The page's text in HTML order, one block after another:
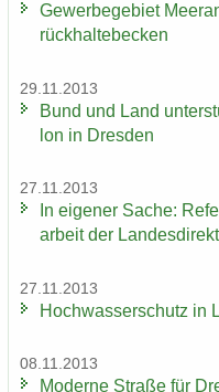
Ge­wer­be­ge­biet
rück­hal­te­be­cken
29.11.2013
Bund und Land
lon in Dres­den
27.11.2013
In ei­ge­ner Sache:
ar­beit der
27.11.2013
Hoch­was­ser­schutz in
08.11.2013
Mo­der­ne Stra­ße für